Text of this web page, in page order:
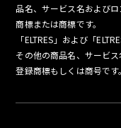
品名、サービス名および
商標または商標です。
「ELTRES」および「
その他の商品名、サービ
登録商標もしくは商号です。